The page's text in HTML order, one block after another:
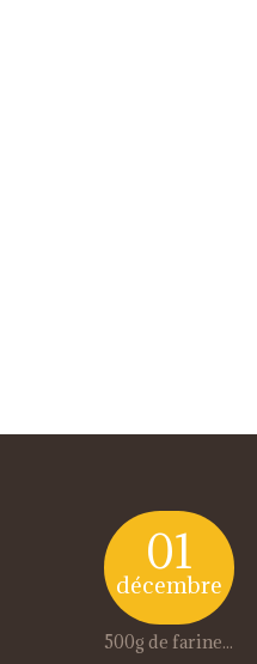
01
décembre
500g de farine...